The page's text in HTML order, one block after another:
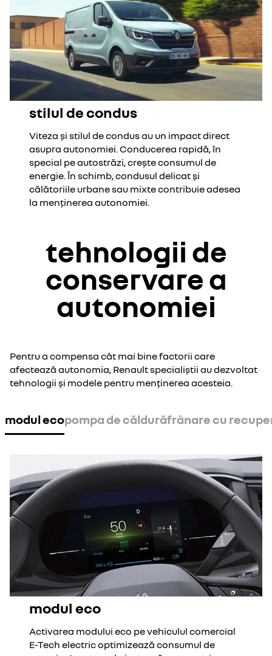
stilul de condus
Viteza și stilul de condus au un impact direct
asupra autonomiei. Conducerea rapidă, în
special pe autostrăzi, crește consumul de
energie. În schimb, condusul delicat și
călătoriile urbane sau mixte contribuie adesea
la menținerea autonomiei.
tehnologii de
conservare a
autonomiei
Pentru a compensa cât mai bine factorii care
afectează autonomia, Renault specialiștii au dezvoltat
tehnologii și modele pentru menținerea acesteia.
modul ecopompa de căldurăfrânare cu
modul eco
Activarea modului eco pe vehiculul comercial
E-Tech electric optimizează consumul de